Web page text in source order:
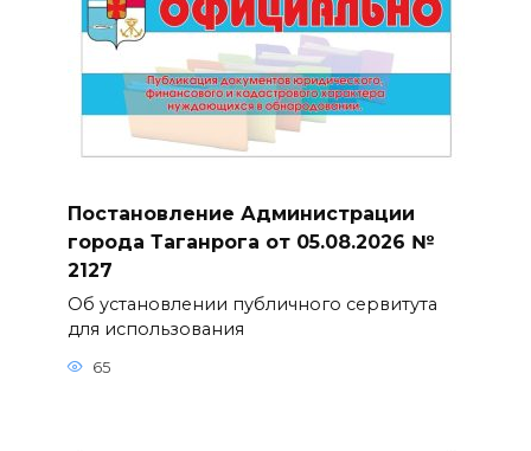
Постановление Администрации
города Таганрога от 05.08.2026 №
2127
Об установлении публичного сервитута
для использования
65